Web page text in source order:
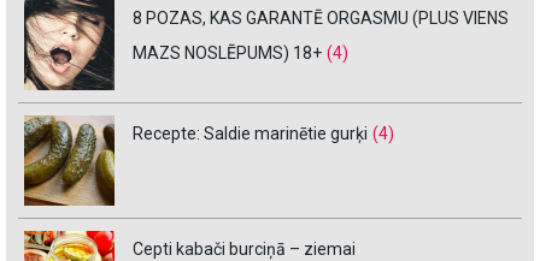
8 POZAS, KAS GARANTĒ ORGASMU (PLUS VIENS
MAZS NOSLĒPUMS) 18+ (4)
Recepte: Saldie marinētie gurķi (4)
Cepti kabači burciņā – ziemai